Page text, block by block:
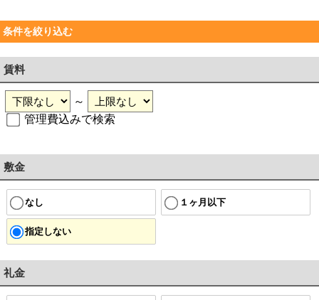
条件を絞り込む
賃料
～
管理費込みで検索
敷金
なし １ヶ月以下
指定しない
礼金